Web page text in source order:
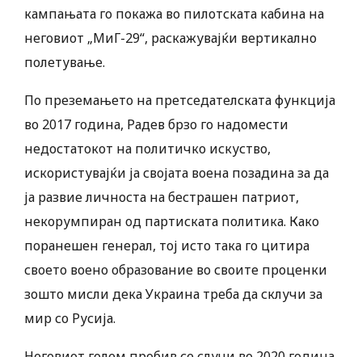
кампањата го покажа во пилотската кабина на
неговиот „МиГ-29“, раскажувајќи вертикално
полетување.
По преземањето на претседателската функција
во 2017 година, Радев брзо го надомести
недостатокот на политичко искуство,
искористувајќи ја својата воена позадина за да
ја развие личноста на бестрашен патриот,
некорумпиран од партиската политика. Како
поранешен генерал, тој исто така го цитира
своето воено образование во своите проценки
зошто мисли дека Украина треба да склучи за
мир со Русија.